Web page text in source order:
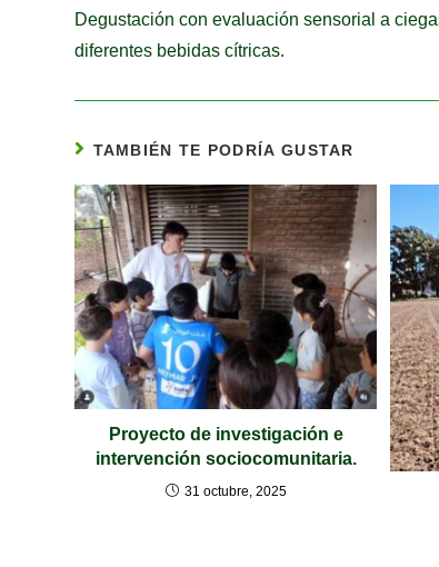
Degustación con evaluación sensorial a
diferentes bebidas cítricas.
TAMBIÉN TE PODRÍA GUSTAR
Proyecto de investigación e
intervención sociocomunitaria.
31 octubre, 2025